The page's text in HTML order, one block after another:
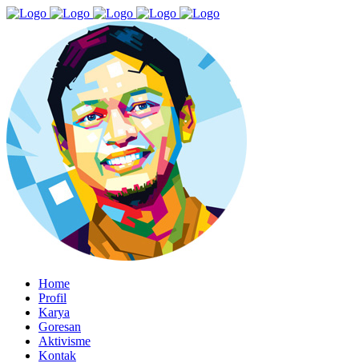
Home
Profil
Karya
Goresan
Aktivisme
Kontak